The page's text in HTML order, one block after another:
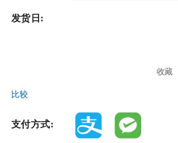
发货日:
收藏
比较
支付方式: